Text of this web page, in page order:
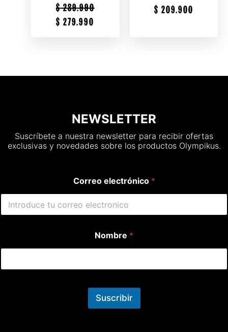
$289.990
ORIGINAL
$ 279.990
$ 209.900
NEWSLETTER
Suscríbete a nuestra newsletter para recibir ofertas
exclusivas y novedades sobre los productos Olympikus.
Correo electrónico *
Nombre *
Suscribir